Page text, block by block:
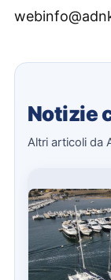
Notizie
Altri articoli da